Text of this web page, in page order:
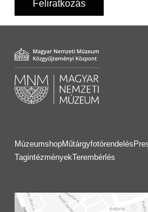
Feliratkozás
MúzeumshopMűtárgyfotórendelés
TagintézményekTerembérlés